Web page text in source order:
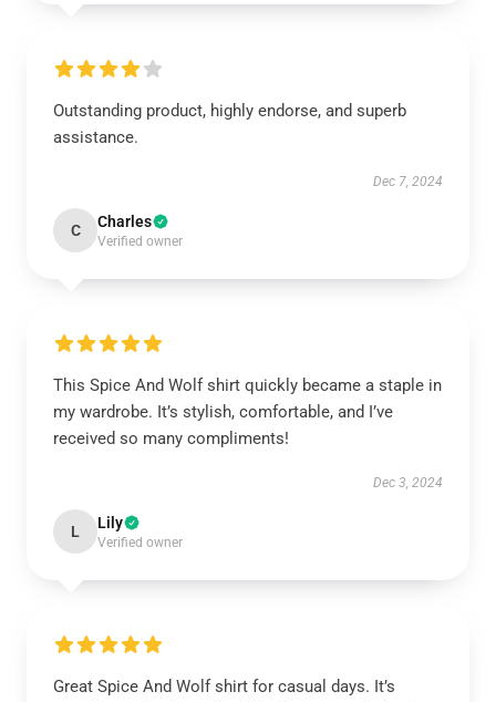
Outstanding product, highly endorse, and superb
assistance.
Dec 7, 2024
C Charles
Verified owner
This Spice And Wolf shirt quickly became a staple in
my wardrobe. It’s stylish, comfortable, and I’ve
received so many compliments!
Dec 3, 2024
L Lily
Verified owner
Great Spice And Wolf shirt for casual days. It’s